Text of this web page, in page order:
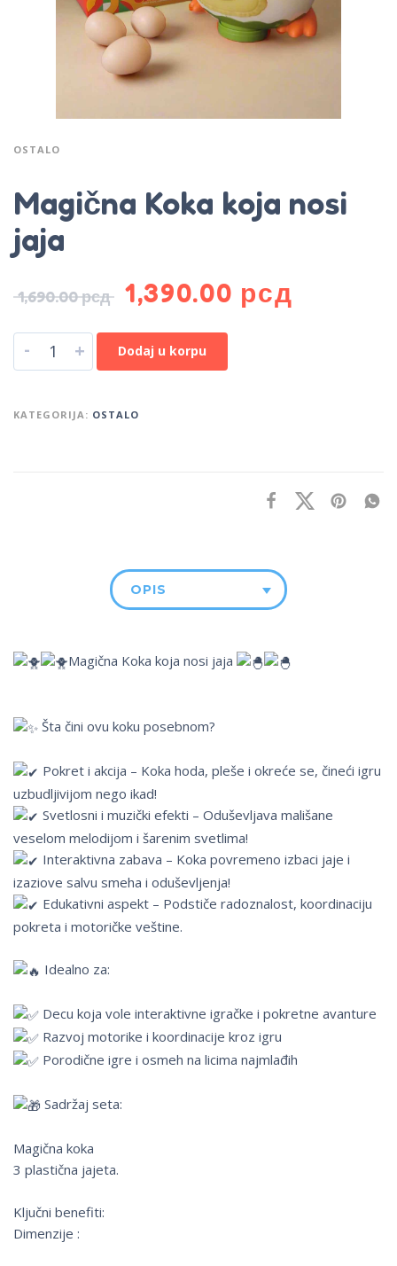
OSTALO
Magična Koka koja nosi
jaja
1,690.00рсд 1,390.00 рсд
- + Dodaj u korpu
KATEGORIJA: OSTALO
OPIS
Magična Koka koja nosi jaja
Šta čini ovu koku posebnom?
Pokret i akcija – Koka hoda, pleše i okreće se, čineći igru
uzbudljivijom nego ikad!
Svetlosni i muzički efekti – Oduševljava mališane
veselom melodijom i šarenim svetlima!
Interaktivna zabava – Koka povremeno izbaci jaje i
izaziove salvu smeha i oduševljenja!
Edukativni aspekt – Podstiče radoznalost, koordinaciju
pokreta i motoričke veštine.
Idealno za:
Decu koja vole interaktivne igračke i pokretne avanture
Razvoj motorike i koordinacije kroz igru
Porodične igre i osmeh na licima najmlađih
Sadržaj seta:
Magična koka
3 plastična jajeta.
Ključni benefiti:
Dimenzije :